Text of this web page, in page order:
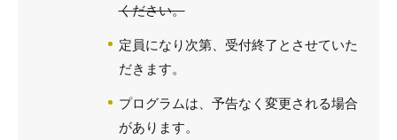
ください。
定員になり次第、受付終了とさせていた
だきます。
プログラムは、予告なく変更される場合
があります。